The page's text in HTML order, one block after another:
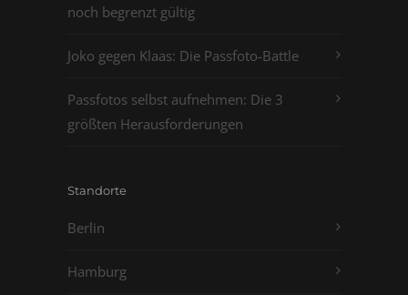
noch begrenzt gültig
Joko gegen Klaas: Die Passfoto-Battle
Passfotos selbst aufnehmen: Die 3
größten Herausforderungen
Standorte
Berlin
Hamburg